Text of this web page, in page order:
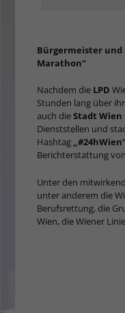
Bürgermeister
Marathon“
Nachdem die LPD
Stunden lang über
auch dieStadt Wien
Dienststellen und
Hashtag
Berichterstattung
Unter den
unter anderem die
Berufsrettung, die
Wien, die Wiener